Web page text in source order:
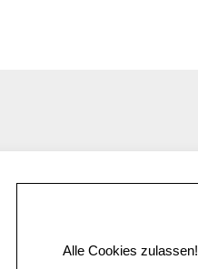
Alle Cookies zulassen!